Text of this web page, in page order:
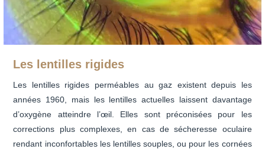
Les lentilles rigides
Les lentilles rigides perméables au gaz existent depuis les
années 1960, mais les lentilles actuelles laissent davantage
d’oxygène atteindre l’œil. Elles sont préconisées pour les
corrections plus complexes, en cas de sécheresse oculaire
rendant inconfortables les lentilles souples, ou pour les cornées